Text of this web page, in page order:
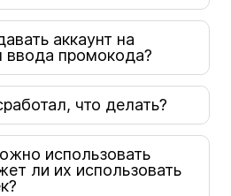
аккаунт на
ввода промокода?
что делать?
использовать
ли их использовать